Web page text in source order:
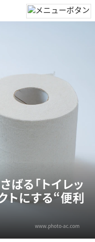
ばる「トイレッ
トにする“便利
www.photo-ac.com